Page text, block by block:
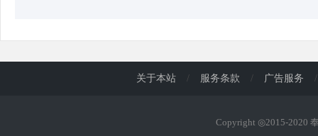
关于本站 / 服务条款 / 广告服务 /
Copyright ◎2015-2020